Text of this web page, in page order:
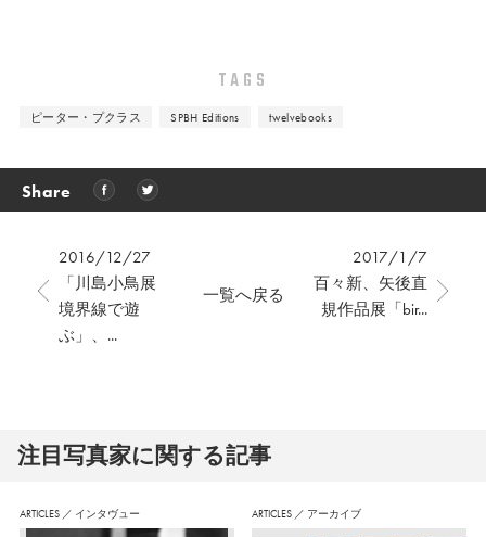
TAGS
ピーター・プクラス SPBH Editions twelvebooks
Share
2016/12/27
「川島小鳥展
境界線で遊
ぶ」、...
2017/1/7
百々新、矢後直
規作品展「bir...
一覧へ戻る
注⽬写真家に関する記事
ARTICLES ／ インタヴュー ARTICLES ／ アーカイブ